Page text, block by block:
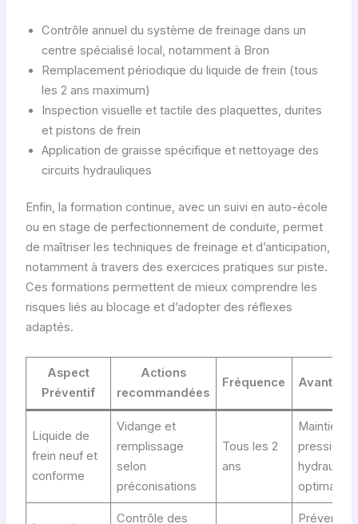
Contrôle annuel du système de freinage dans un
centre spécialisé local, notamment à Bron
Remplacement périodique du liquide de frein (tous
les 2 ans maximum)
Inspection visuelle et tactile des plaquettes, durites
et pistons de frein
Application de graisse spécifique et nettoyage des
circuits hydrauliques
Enfin, la formation continue, avec un suivi en auto-école
ou en stage de perfectionnement de conduite, permet
de maîtriser les techniques de freinage et d’anticipation,
notamment à travers des exercices pratiques sur piste.
Ces formations permettent de mieux comprendre les
risques liés au blocage et d’adopter des réflexes
adaptés.
Aspect
Préventif
Actions
recommandées
Fréquence
Liquide de
frein neuf et
conforme
Vidange et
remplissage
selon
préconisations
Tous les 2
ans
Maintien
pression
optimale
Contrôle des
Prévention